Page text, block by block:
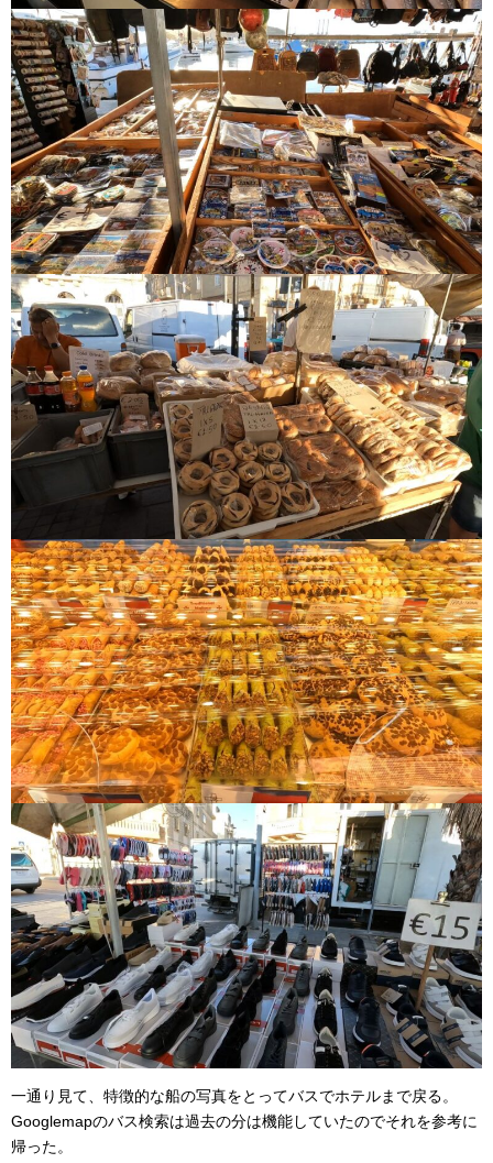
一通り見て、特徴的な船の写真をとってバスでホテルまで戻る。
Googlemapのバス検索は過去の分は機能していたのでそれを参考に
帰った。